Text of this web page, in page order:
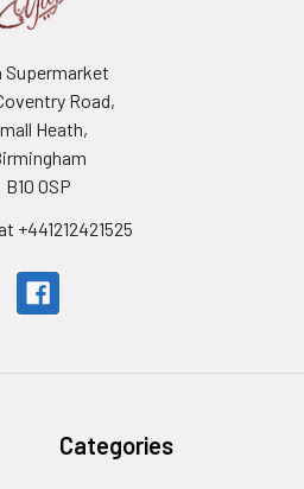
Supermarket
Road,
Heath,
B10 0SP
+441212421525
Categories